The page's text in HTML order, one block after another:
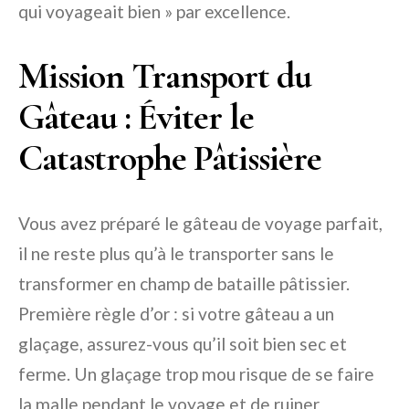
qui voyageait bien » par excellence.
Mission Transport du
Gâteau : Éviter le
Catastrophe Pâtissière
Vous avez préparé le gâteau de voyage parfait,
il ne reste plus qu’à le transporter sans le
transformer en champ de bataille pâtissier.
Première règle d’or : si votre gâteau a un
glaçage, assurez-vous qu’il soit bien sec et
ferme. Un glaçage trop mou risque de se faire
la malle pendant le voyage et de ruiner